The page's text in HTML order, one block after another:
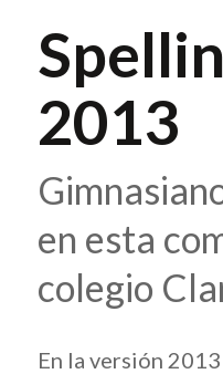
2013
en esta
colegio
En la versión